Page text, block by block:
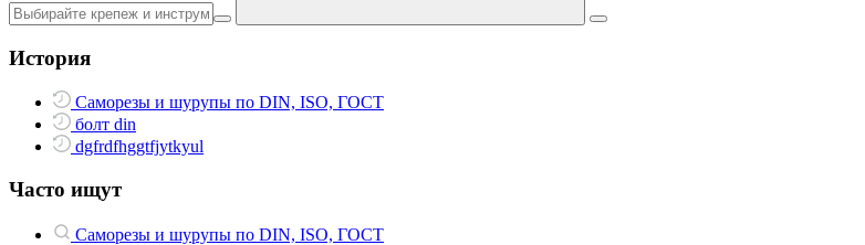
История
Саморезы и шурупы по DIN, ISO, ГОСТ
болт din
dgfrdfhggtfjytkyul
Часто ищут
Саморезы и шурупы по DIN, ISO, ГОСТ